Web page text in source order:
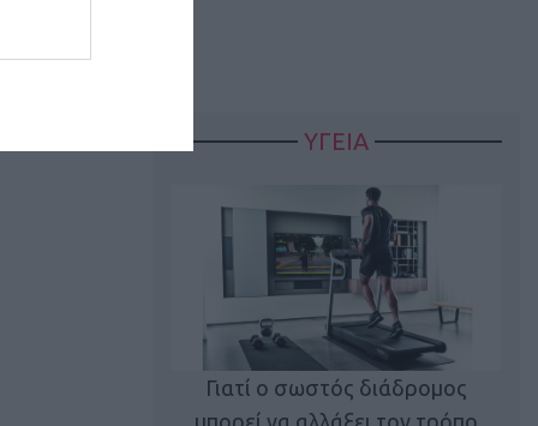
ΥΓΕΙΑ
Γιατί ο σωστός διάδρομος
μπορεί να αλλάξει τον τρόπο